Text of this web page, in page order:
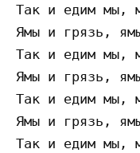
Так и едим мы,
Ямы и грязь,
Так и едим мы,
Ямы и грязь,
Так и едим мы,
Ямы и грязь,